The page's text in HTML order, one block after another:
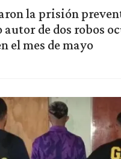
la prisión
autor de dos robos
el mes de mayo